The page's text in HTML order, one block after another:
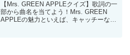
【Mrs. GREEN APPLEクイズ】歌詞の一
部から曲名を当てよう！Mrs. GREEN
APPLEの魅力といえば、キャッチーなメ